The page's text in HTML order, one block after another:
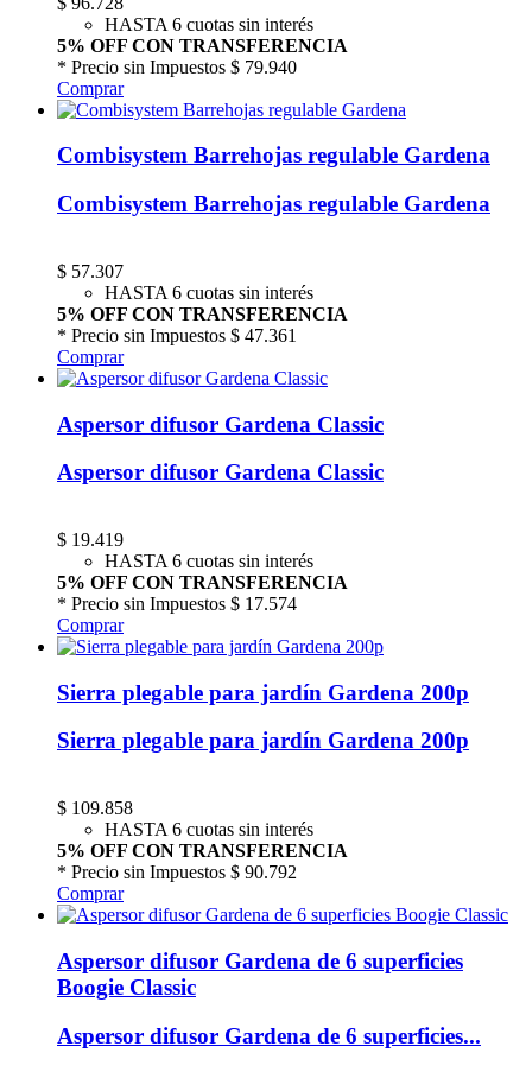
HASTA 6 cuotas sin interés
5% OFF CON TRANSFERENCIA
* Precio sin Impuestos $ 79.940
Comprar
Combisystem Barrehojas regulable Gardena
Combisystem Barrehojas regulable Gardena
$ 57.307
HASTA 6 cuotas sin interés
5% OFF CON TRANSFERENCIA
* Precio sin Impuestos $ 47.361
Comprar
Aspersor difusor Gardena Classic
Aspersor difusor Gardena Classic
$ 19.419
HASTA 6 cuotas sin interés
5% OFF CON TRANSFERENCIA
* Precio sin Impuestos $ 17.574
Comprar
Sierra plegable para jardín Gardena 200p
Sierra plegable para jardín Gardena 200p
$ 109.858
HASTA 6 cuotas sin interés
5% OFF CON TRANSFERENCIA
* Precio sin Impuestos $ 90.792
Comprar
Aspersor difusor Gardena de 6 superficies
Boogie Classic
Aspersor difusor Gardena de 6 superficies...